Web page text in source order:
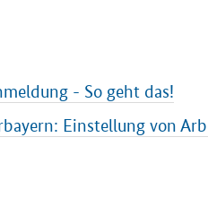
- So geht das!
Einstellung von